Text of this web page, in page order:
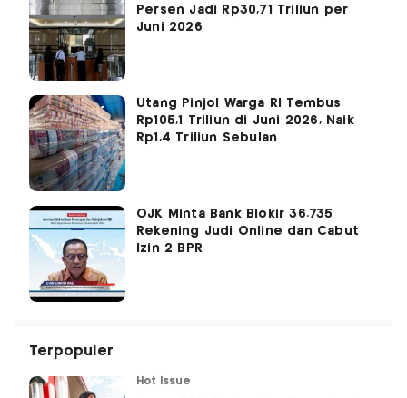
Persen Jadi Rp30,71 Triliun per
Juni 2026
Utang Pinjol Warga RI Tembus
Rp105,1 Triliun di Juni 2026, Naik
Rp1,4 Triliun Sebulan
OJK Minta Bank Blokir 36.735
Rekening Judi Online dan Cabut
Izin 2 BPR
Terpopuler
Hot Issue